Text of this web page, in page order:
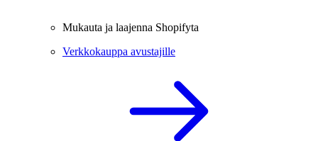
Mukauta ja laajenna Shopifyta
Verkkokauppa avustajille